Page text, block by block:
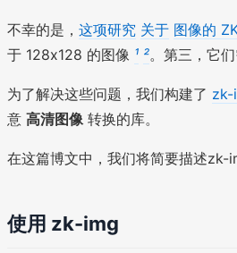
不幸的是， 这项研究 关于 图像的
于 128x128 的图像 ¹ ²。第三，它
为了解决这些问题，我们构建了 zk-
意 高清图像 转换的库。
在这篇博文中，我们将简要描述zk-
使用 zk-img